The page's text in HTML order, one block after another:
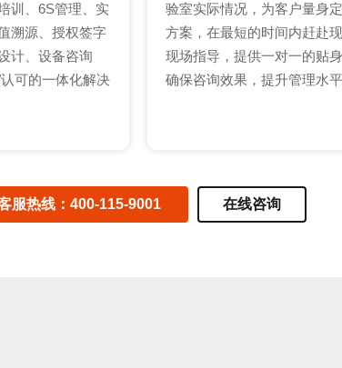
训、6S管理、实
溯源、授权签字
计、设备咨询
可的一体化解决
验室实际情况，为客户量身
方案，在最短的时间内赶赴
现场指导，提供一对一的贴
确保咨询效果，提升管理水
服热线：400-115-9001 在线咨询